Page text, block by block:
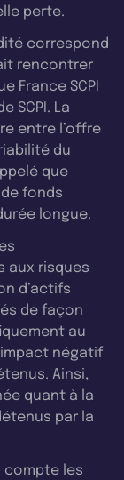
perte.
correspond
rencontrer
France SCPI
SCPI. La
entre l’offre
du
que
fonds
longue.
aux risques
d’actifs
de façon
au
négatif
Ainsi,
quant à la
par la
compte les